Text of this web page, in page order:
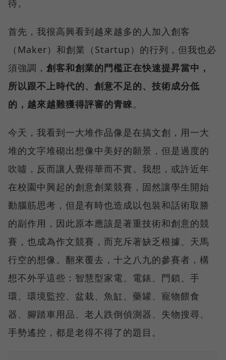
待。
首先，我很高興看到越來越多的人加入創客
（Maker）和創業（Startup）的行列，但我也必
須強調， 創客和創業的門檻正在快速提昇當中，
所以跟不上時代的、創意不足的、技術成分低
的，越來越難獲得評審的青睞。
今天，我看到一大堆作品像是在搞文創，用一大
堆的文字堆砌出想像中美好的願景，但是過度的
吹噓，反而讓人覺得華而不實。我想，或許近年
在校園中興起的創意創業競賽，固然讓學生開始
動腦筋思考，但是有時也造成以包裝和話術取勝
的副作用，因此原本應該是著重技術和創意的競
賽，也成為作文競賽，而充斥著缺乏根據、天馬
行空的想像。翻來覆去，十之八九的參賽者，構
想不外乎這些：智慧型家電、電錶、門鎖、手
環、環境監控、盆栽、魚缸、藥罐、寵物餵食
器、腳踏車用品、老人跌倒偵測器、失物搜尋、
手勢遙控，都是老得不得了的題目。